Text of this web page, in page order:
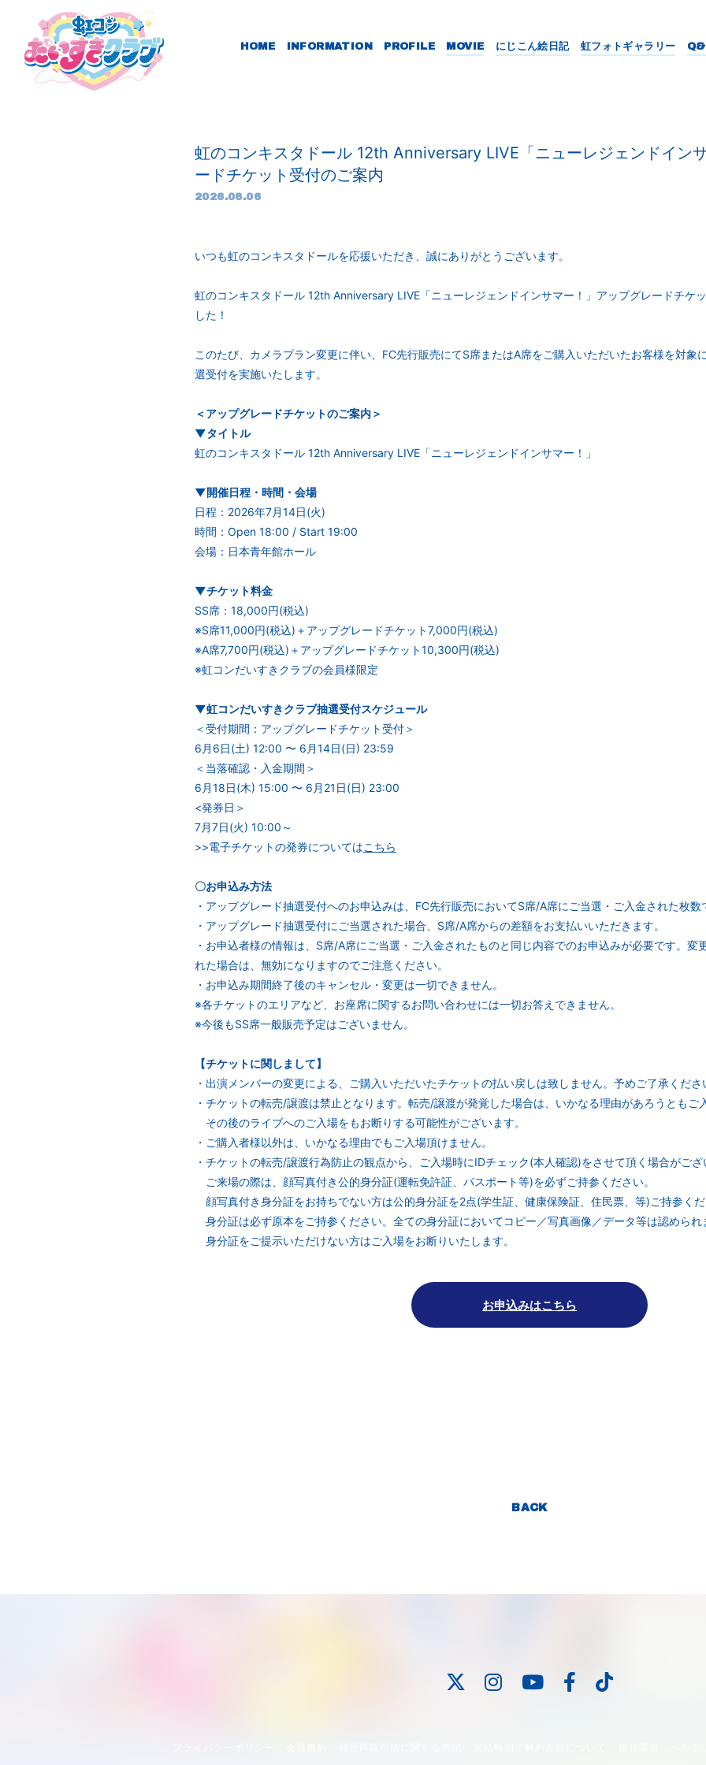
HOME INFORMATION PROFILE MOVIE にじこん絵日記 虹フォトギャラリー
虹のコンキスタドール 12th Anniversary LIVE「ニューレジェンドイン
ードチケット受付のご案内
2026.06.06
いつも虹のコンキスタドールを応援いただき、誠にありがとうございます。
虹のコンキスタドール 12th Anniversary LIVE「ニューレジェンドインサマー！」アップグレードチケ
した！
このたび、カメラプラン変更に伴い、FC先行販売にてS席またはA席をご購入いただいたお客様を対象
選受付を実施いたします。
＜アップグレードチケットのご案内＞
▼タイトル
虹のコンキスタドール 12th Anniversary LIVE「ニューレジェンドインサマー！」
▼開催日程・時間・会場
日程：2026年7⽉14⽇(火)
時間：Open 18:00 / Start 19:00
会場：⽇本⻘年館ホール
▼チケット料金
SS席：18,000円(税込)
※S席11,000円(税込)＋アップグレードチケット7,000円(税込)
※A席7,700円(税込)＋アップグレードチケット10,300円(税込)
※虹コンだいすきクラブの会員様限定
▼虹コンだいすきクラブ抽選受付スケジュール
＜受付期間：アップグレードチケット受付＞
6⽉6⽇(土) 12:00 〜 6⽉14⽇(日) 23:59
＜当落確認・⼊⾦期間＞
6⽉18⽇(木) 15:00 〜 6⽉21⽇(⽇) 23:00
<発券日＞
7月7日(⽕) 10:00～
>>電子チケットの発券についてはこちら
〇お申込み方法
・アップグレード抽選受付へのお申込みは、FC先行販売においてS席/A席にご当選・ご入金された枚数
・アップグレード抽選受付にご当選された場合、S席/A席からの差額をお支払いいただきます。
・お申込者様の情報は、S席/A席にご当選・ご入金されたものと同じ内容でのお申込みが必要です。変
れた場合は、無効になりますのでご注意ください。
・お申込み期間終了後のキャンセル・変更は一切できません。
※各チケットのエリアなど、お座席に関するお問い合わせには一切お答えできません。
※今後もSS席一般販売予定はございません。
【チケットに関しまして】
・出演メンバーの変更による、ご購⼊いただいたチケットの払い戻しは致しません。予めご了承くださ
・チケットの転売/譲渡は禁⽌となります。転売/譲渡が発覚した場合は、いかなる理由があろうともご
その後のライブへのご⼊場をもお断りする可能性がございます。
・ご購⼊者様以外は、いかなる理由でもご⼊場頂けません。
・チケットの転売/譲渡⾏為防⽌の観点から、ご⼊場時にIDチェック(本⼈確認)をさせて頂く場合がござ
ご来場の際は、顔写真付き公的⾝分証(運転免許証、パスポート等)を必ずご持参ください。
顔写真付き⾝分証をお持ちでない⽅は公的⾝分証を2点(学⽣証、健康保険証、住⺠票、等)ご持参くだ
⾝分証は必ず原本をご持参ください。全ての⾝分証においてコピー／写真画像／データ等は認められ
⾝分証をご提⽰いただけない⽅はご⼊場をお断りいたします。
お申込みはこちら
BACK